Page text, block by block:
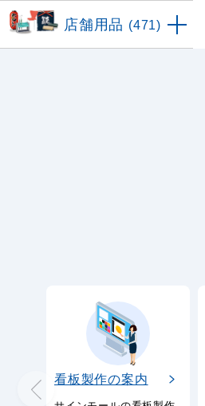
店舗用品 (471)
看板製作の案内